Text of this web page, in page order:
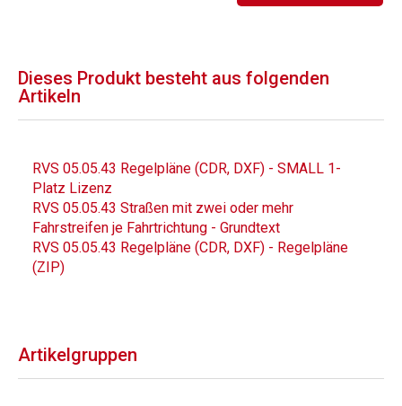
Dieses Produkt besteht aus folgenden
Artikeln
RVS 05.05.43 Regelpläne (CDR, DXF) - SMALL 1-
Platz Lizenz
RVS 05.05.43 Straßen mit zwei oder mehr
Fahrstreifen je Fahrtrichtung - Grundtext
RVS 05.05.43 Regelpläne (CDR, DXF) - Regelpläne
(ZIP)
Artikelgruppen